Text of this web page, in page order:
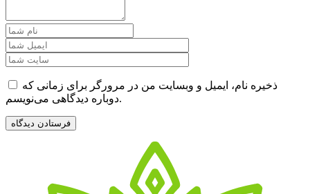
ذخیره نام، ایمیل و وبسایت من در مرورگر برای زمانی که
دوباره دیدگاهی می‌نویسم.